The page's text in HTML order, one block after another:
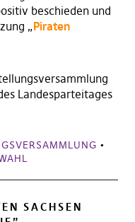
beschieden und
„Piraten
Landesparteitages
•
SACHSEN